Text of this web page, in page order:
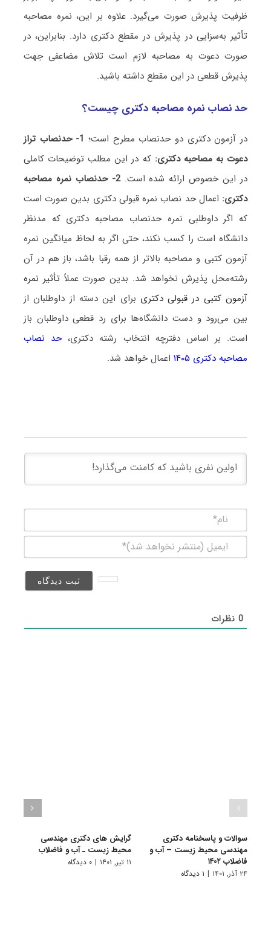
ظرفیت پذیرش صورت می‌گیرد. علاوه بر این، نمره مصاحبه
تأثیر به‌سزایی در پذیرش در مقطع دکتری دارد. بنابراین، در
صورت دعوت به مصاحبه لازم است تلاش مضاعفی جهت
پذیرش قطعی در این مقطع داشته باشید.
حد نصاب نمره مصاحبه دکتری چیست؟
در آزمون دکتری دو حدنصاب مطرح است؛
1- حدنصاب تراز
دعوت به مصاحبه دکتری: که در این مطلب توضیحات کاملی
در این خصوص ارائه شده است. 2- حدنصاب نمره مصاحبه
دکتری: اعمال حد نصاب نمره قبولی دکتری بدین صورت است
که اگر داوطلبی نمره حدنصاب مصاحبه دکتری که مدنظر
دانشگاه است را کسب نکند، حتی اگر به لحاظ میانگین نمره
آزمون کتبی و مصاحبه بالاتر از همه رقبا باشد، باز هم در آن
رشته‌محل پذیرش نخواهد شد. بدین صورت عملاً تأثیر نمره
آزمون کتبی در قبولی دکتری برای این دسته از داوطلبان از
بین می‌رود و دست دانشگاه‌ها برای رد قطعی داوطلبان باز
است. بر اساس دفترچه انتخاب رشته دکتری،حد نصاب
مصاحبه دکتری ۱۴۰۵
اعمال خواهد شد.
(منتشر
0نظرات
سوالات و پاسخنامه دکتری
مهندسی محیط زیست – آب و
فاضلاب ۱۴۰۲
۲۴ آذر, ۱۴۰۱ | ۱ دیدگاه
گرایش های دکتری مهندسی
محیط زیست ـ آب و ﻓﺎﺿﻼب
۱۱ تیر, ۱۴۰۱ | ۰ دیدگاه